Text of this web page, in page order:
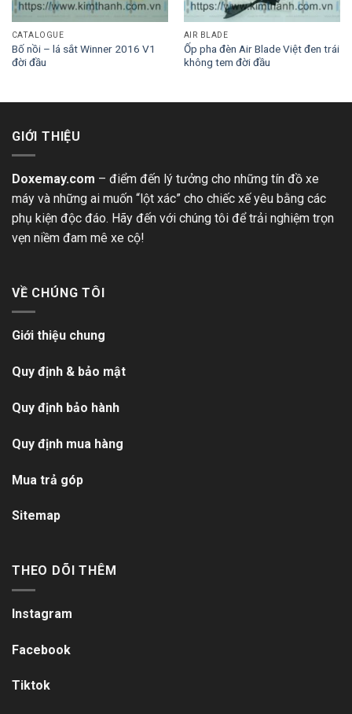
CATALOGUE
Bố nồi – lá sắt Winner 2016 V1
đời đầu
AIR BLADE
Ốp pha đèn Air Blade Việt đen trái
không tem đời đầu
GIỚI THIỆU
Doxemay.com – điểm đến lý tưởng cho những tín đồ xe
máy và những ai muốn “lột xác” cho chiếc xế yêu bằng các
phụ kiện độc đáo. Hãy đến với chúng tôi để trải nghiệm trọn
vẹn niềm đam mê xe cộ!
VỀ CHÚNG TÔI
Giới thiệu chung
Quy định & bảo mật
Quy định bảo hành
Quy định mua hàng
Mua trả góp
Sitemap
THEO DÕI THÊM
Instagram
Facebook
Tiktok